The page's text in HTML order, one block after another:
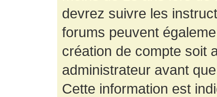
devrez suivre les
forums peuvent
création de compte soit
administrateur avant
Cette information est